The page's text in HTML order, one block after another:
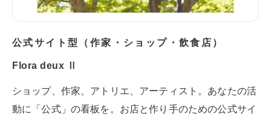
公式サイト型（作家・ショップ・飲食店）
Flora deux Ⅱ
ショップ、作家、アトリエ、アーティスト。あなたの活
動に「公式」の看板を。お店と作り手のための公式サイ